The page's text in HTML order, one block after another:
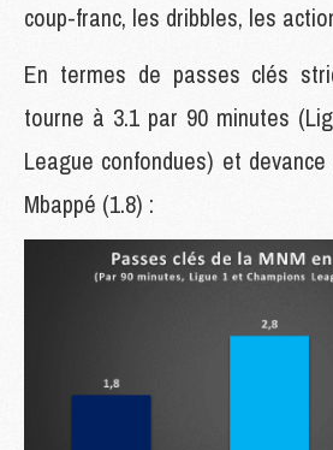
coup-franc, les dribbles, les
En termes de passes clés
tourne à 3.1 par 90 minutes
League confondues) et
Mbappé (1.8) :